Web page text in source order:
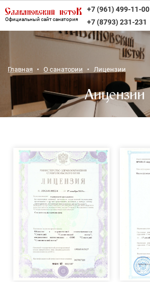
Официальный сайт санатория
+7 (961) 499-11-00
+7 (8793) 231-231
Главная О санатории Лицензии
Лицензии